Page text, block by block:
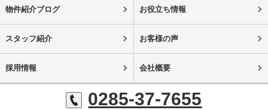
物件紹介ブログ お役立ち情報
スタッフ紹介 お客様の声
採用情報 会社概要
0285-37-7655